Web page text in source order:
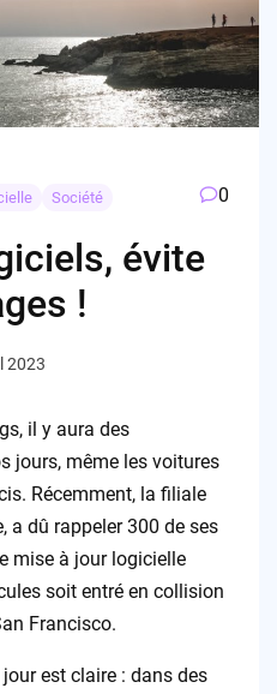
Société 0
évite
!
2023
il y aura des
jours, même les voitures
Récemment, la filiale
a dû rappeler 300 de ses
mise à jour logicielle
soit entré en collision
Francisco.
est claire : dans des